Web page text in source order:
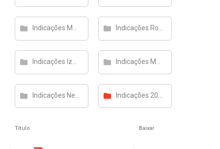
Indicações Maria Aparecida Indicações Rosimary Lima Espíndola
Indicações Izaias Carneiro Indicações Marcelo Rodrigues
Indicações Nenilson Indicações 2025
Título Baixar